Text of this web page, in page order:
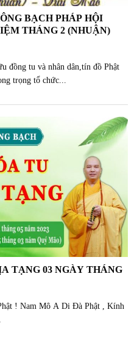
BẠCH PHÁP HỘI
THÁNG 2 (NHUẬN)
đồng tu và nhân dân,tín đồ Phật
trọng tổ chức...
TẠNG 03 NGÀY THÁNG
! Nam Mô A Di Đà Phật , Kính